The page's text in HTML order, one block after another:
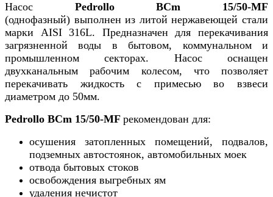
Насос Pedrollo BCm 15/50-MF
(однофазный) выполнен из литой нержавеющей стали
марки AISI 316L.
Предназначен для перекачивания
загрязненной воды в бытовом, коммунальном и
промышленном секторах. Насос оснащен
двухканальным рабочим колесом, что позволяет
перекачивать жидкость с примесью во взвеси
диаметром до 50мм.
Pedrollo BCm 15/50-MF рекомендован для:
осушения затопленных помещений, подвалов,
подземных автостоянок, автомобильных моек
отвода бытовых стоков
освобождения выгребных ям
удаления нечистот